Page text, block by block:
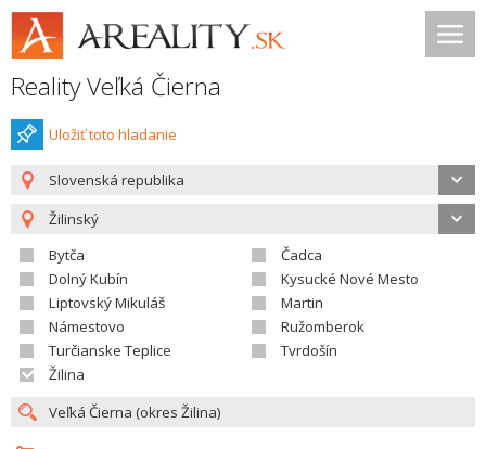
Reality Veľká Čierna
Uložiť toto hladanie
Slovenská republika
Žilinský
Bytča
Čadca
Dolný Kubín
Kysucké Nové Mesto
Liptovský Mikuláš
Martin
Námestovo
Ružomberok
Turčianske Teplice
Tvrdošín
Žilina